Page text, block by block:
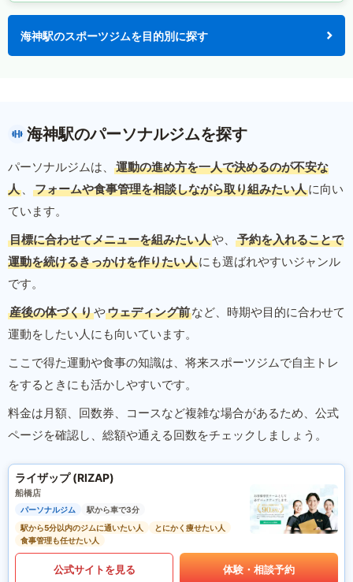
海神駅のスポーツジムを目的別に探す
海神駅のパーソナルジムを探す
パーソナルジムは、
運動の進め方を一人で決めるのが不安な
人 、 フォームや食事管理を相談しながら取り組みたい人に向い
ています。
目標に合わせてメニューを組みたい人や、
予約を入れることで
運動を続けるきっかけを作りたい人にも選ばれやすいジャンル
です。
産後の体づくりやウェディング前など、時期や目的に合わせて
運動をしたい人にも向いています。
ここで得た運動や食事の知識は、将来スポーツジムで自主トレ
をするときにも活かしやすいです。
料金は月額、回数券、コースなど複雑な場合があるため、公式
ページを確認し、総額や通える回数をチェックしましょう。
ライザップ (RIZAP)
船橋店
パーソナルジム
駅から車で3分
駅から5分以内のジムに通いたい人
とにかく痩せたい人
食事管理も任せたい人
公式サイトを見る 体験・相談予約